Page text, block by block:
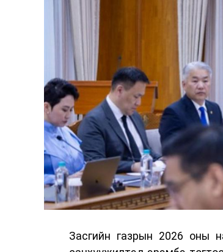
Засгийн газрын 2026 оны